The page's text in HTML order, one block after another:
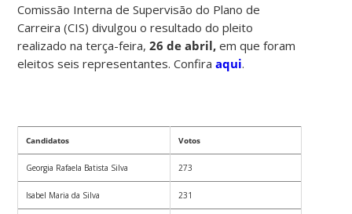
Comissão Interna de Supervisão do Plano de
Carreira (CIS) divulgou o resultado do pleito
realizado na terça-feira,26 de abril,em que foram
eleitos seis representantes. Confiraaqui.
Candidatos Votos
Georgia Rafaela Batista Silva 273
Isabel Maria da Silva 231